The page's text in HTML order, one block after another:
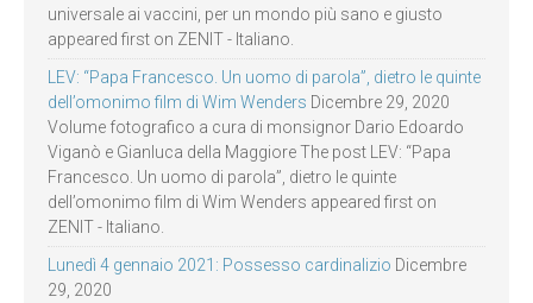
universale ai vaccini, per un mondo più sano e giusto
appeared first on ZENIT - Italiano.
LEV: “Papa Francesco. Un uomo di parola”, dietro le quinte
dell’omonimo film di Wim Wenders Dicembre 29, 2020
Volume fotografico a cura di monsignor Dario Edoardo
Viganò e Gianluca della Maggiore The post LEV: “Papa
Francesco. Un uomo di parola”, dietro le quinte
dell’omonimo film di Wim Wenders appeared first on
ZENIT - Italiano.
Lunedì 4 gennaio 2021: Possesso cardinalizio Dicembre
29, 2020